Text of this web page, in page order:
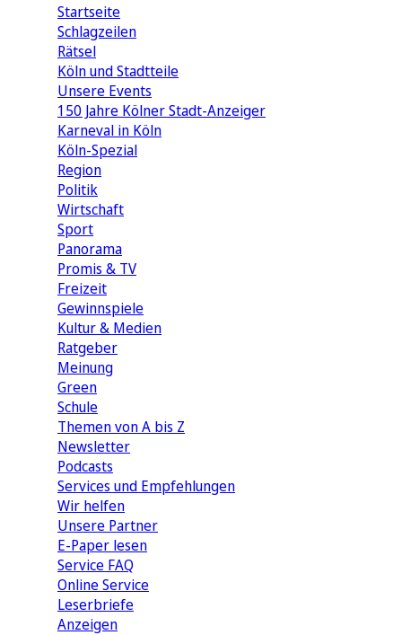
Startseite
Schlagzeilen
Rätsel
Köln und Stadtteile
Unsere Events
150 Jahre Kölner Stadt-Anzeiger
Karneval in Köln
Köln-Spezial
Region
Politik
Wirtschaft
Sport
Panorama
Promis & TV
Freizeit
Gewinnspiele
Kultur & Medien
Ratgeber
Meinung
Green
Schule
Themen von A bis Z
Newsletter
Podcasts
Services und Empfehlungen
Wir helfen
Unsere Partner
E-Paper lesen
Service FAQ
Online Service
Leserbriefe
Anzeigen